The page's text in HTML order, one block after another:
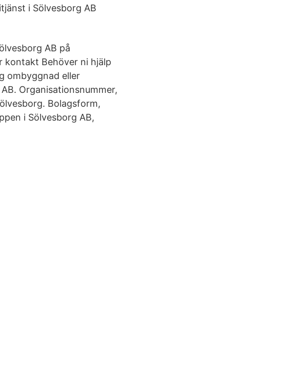
i Sölvesborg AB
AB på
kontakt Behöver ni hjälp
ombyggnad eller
Organisationsnummer,
Bolagsform,
i Sölvesborg AB,